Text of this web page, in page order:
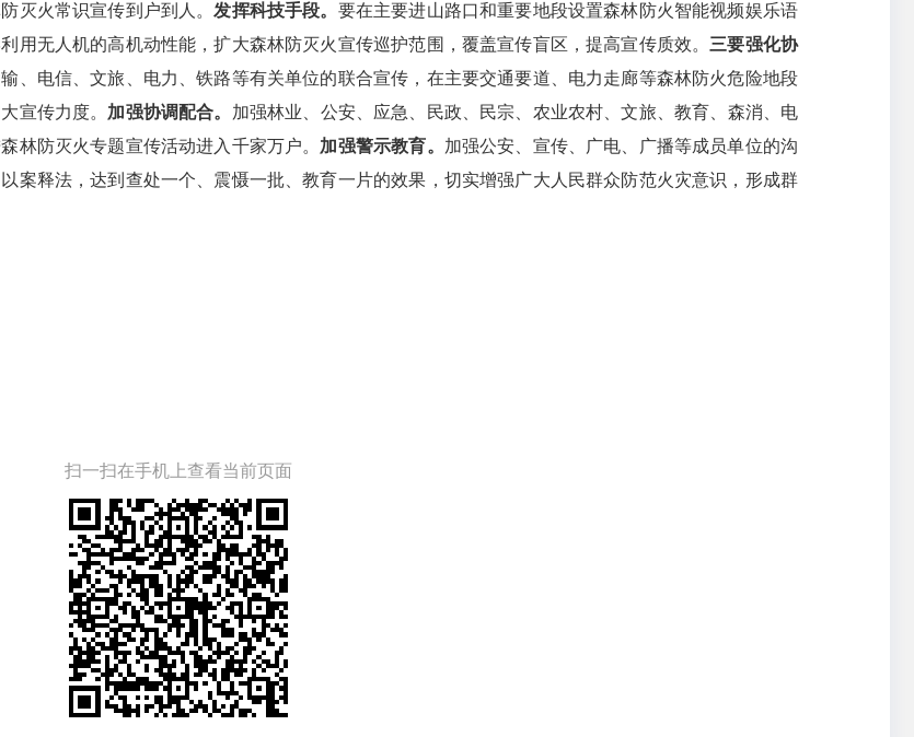
灭火常识宣传到户到人。 发挥科技手段。 要在主要进山路口和重要地段设置森林防火智能视频娱乐语
用无人机的高机动性能，扩大森林防灭火宣传巡护范围，覆盖宣传盲区，提高宣传质效。 三要强化协
、电信、文旅、电力、铁路等有关单位的联合宣传，在主要交通要道、电力走廊等森林防火危险地段
宣传力度。 加强协调配合。 加强林业、公安、应急、民政、民宗、农业农村、文旅、教育、森消、电
林防灭火专题宣传活动进入千家万户。 加强警示教育。 加强公安、宣传、广电、广播等成员单位的沟
案释法，达到查处一个、震慑一批、教育一片的效果，切实增强广大人民群众防范火灾意识，形成群
扫一扫在手机上查看当前页面